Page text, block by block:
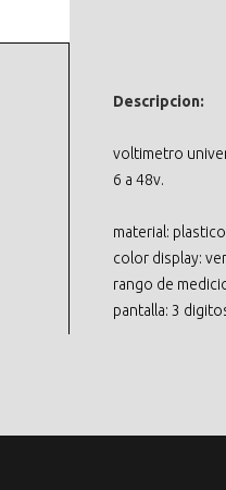
Descripcion:
voltimetro
6 a 48v.
material:
color display:
rango de
pantalla: 3